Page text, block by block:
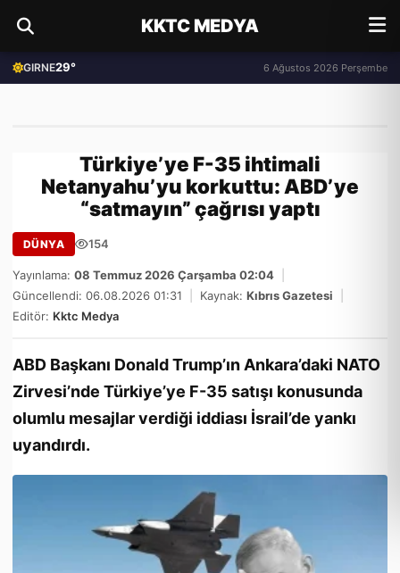
KKTC MEDYA
GIRNE29° 6 Ağustos 2026 Perşembe
Türkiye’ye F-35 ihtimali
Netanyahu’yu korkuttu: ABD’ye
“satmayın” çağrısı yaptı
DÜNYA 154
Yayınlama: 08 Temmuz 2026 Çarşamba 02:04
Güncellendi: 06.08.2026 01:31
Kaynak: Kıbrıs Gazetesi
Editör: Kktc Medya
ABD Başkanı Donald Trump’ın Ankara’daki NATO
Zirvesi’nde Türkiye’ye F-35 satışı konusunda
olumlu mesajlar verdiği iddiası İsrail’de yankı
uyandırdı.